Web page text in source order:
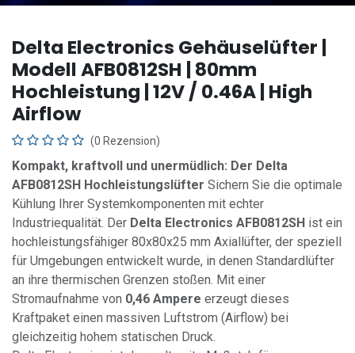
Delta Electronics Gehäuselüfter |
Modell AFB0812SH | 80mm
Hochleistung | 12V / 0.46A | High
Airflow
(0 Rezension)
Kompakt, kraftvoll und unermüdlich: Der Delta
AFB0812SH Hochleistungslüfter Sichern Sie die optimale
Kühlung Ihrer Systemkomponenten mit echter
Industriequalität. Der Delta Electronics AFB0812SH ist ein
hochleistungsfähiger 80x80x25 mm Axiallüfter, der speziell
für Umgebungen entwickelt wurde, in denen Standardlüfter
an ihre thermischen Grenzen stoßen. Mit einer
Stromaufnahme von 0,46 Ampere erzeugt dieses
Kraftpaket einen massiven Luftstrom (Airflow) bei
gleichzeitig hohem statischen Druck.